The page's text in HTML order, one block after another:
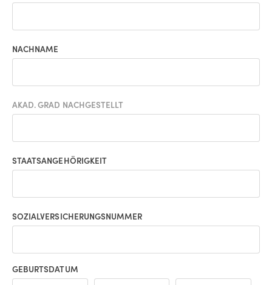
NACHNAME
AKAD. GRAD NACHGESTELLT
STAATSANGEHÖRIGKEIT
SOZIALVERSICHERUNGSNUMMER
GEBURTSDATUM